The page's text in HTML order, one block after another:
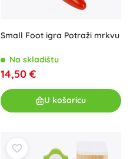
Small Foot igra Potraži mrkvu
Na skladištu
14,50 €
U košaricu